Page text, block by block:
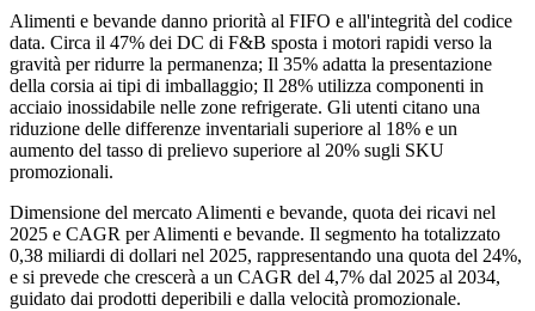
Alimenti e bevande danno priorità al FIFO e all'integrità del codice
data. Circa il 47% dei DC di F&B sposta i motori rapidi verso la
gravità per ridurre la permanenza; Il 35% adatta la presentazione
della corsia ai tipi di imballaggio; Il 28% utilizza componenti in
acciaio inossidabile nelle zone refrigerate. Gli utenti citano una
riduzione delle differenze inventariali superiore al 18% e un
aumento del tasso di prelievo superiore al 20% sugli SKU
promozionali.
Dimensione del mercato Alimenti e bevande, quota dei ricavi nel
2025 e CAGR per Alimenti e bevande. Il segmento ha totalizzato
0,38 miliardi di dollari nel 2025, rappresentando una quota del 24%,
e si prevede che crescerà a un CAGR del 4,7% dal 2025 al 2034,
guidato dai prodotti deperibili e dalla velocità promozionale.